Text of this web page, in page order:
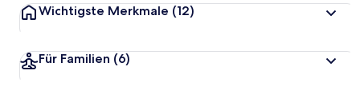
Wichtigste Merkmale (12)
Für Familien (6)